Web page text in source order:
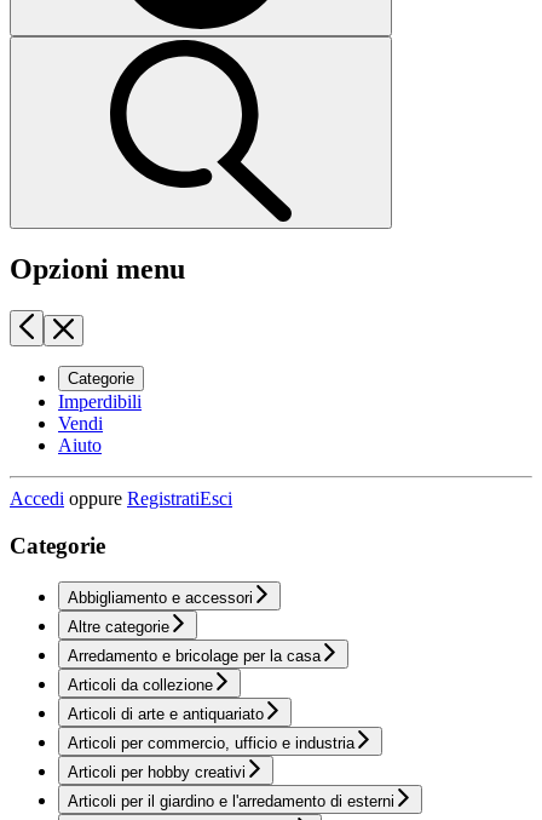
Opzioni menu
Categorie
Imperdibili
Vendi
Aiuto
Accedi oppure RegistratiEsci
Categorie
Abbigliamento e accessori
Altre categorie
Arredamento e bricolage per la casa
Articoli da collezione
Articoli di arte e antiquariato
Articoli per commercio, ufficio e industria
Articoli per hobby creativi
Articoli per il giardino e l'arredamento di esterni